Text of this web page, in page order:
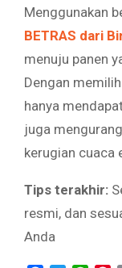
Menggunakan
BETRAS dari
menuju panen
Dengan memilih
hanya
juga
kerugian cuaca
Tips terakhir:
resmi, dan
Anda